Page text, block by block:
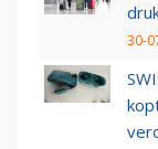
30-